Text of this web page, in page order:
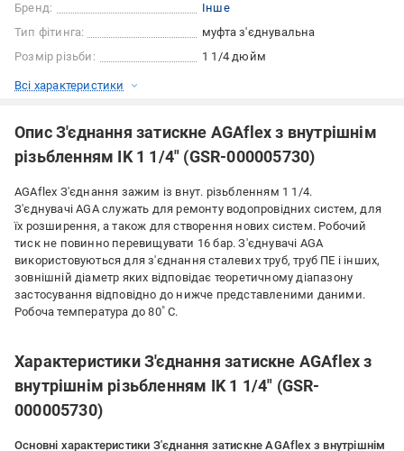
Бренд:
Інше
Тип фітинга:
муфта з'єднувальна
Розмір різьби:
1 1/4 дюйм
Всі характеристики
Опис З'єднання затискне AGAflex з внутрішнім
різьбленням IK 1 1/4" (GSR-000005730)
AGAflex З'єднання зажим із внут. різьбленням 1 1/4.
З'єднувачі AGA служать для ремонту водопровідних систем, для
їх розширення, а також для створення нових систем. Робочий
тиск не повинно перевищувати 16 бар. З'єднувачі AGA
використовуються для з'єднання сталевих труб, труб ПЕ і інших,
зовнішній діаметр яких відповідає теоретичному діапазону
застосування відповідно до нижче представленими даними.
Робоча температура до 80˚ С.
Характеристики З'єднання затискне AGAflex з
внутрішнім різьбленням IK 1 1/4" (GSR-
000005730)
Основні характеристики З'єднання затискне AGAflex з внутрішнім